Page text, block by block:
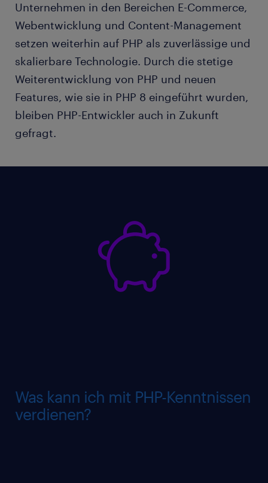
Unternehmen in den Bereichen E-Commerce,
Webentwicklung und Content-Management
setzen weiterhin auf PHP als zuverlässige und
skalierbare Technologie. Durch die stetige
Weiterentwicklung von PHP und neuen
Features, wie sie in PHP 8 eingeführt wurden,
bleiben PHP-Entwickler auch in Zukunft
gefragt.
Was kann ich mit PHP-Kenntnissen
verdienen?